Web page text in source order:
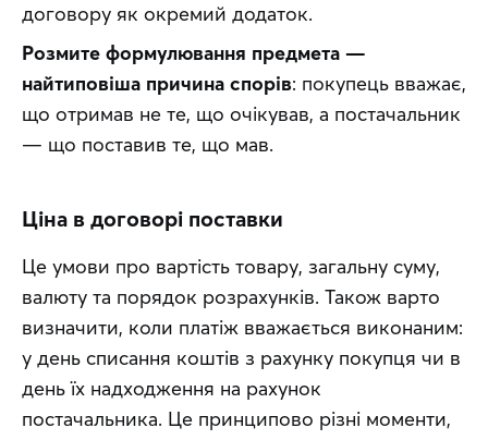
договору як окремий додаток.
Розмите формулювання предмета —
найтиповіша причина спорів: покупець вважає,
що отримав не те, що очікував, а постачальник
— що поставив те, що мав.
Ціна в договорі поставки
Це умови про вартість товару, загальну суму,
валюту та порядок розрахунків. Також варто
визначити, коли платіж вважається виконаним:
у день списання коштів з рахунку покупця чи в
день їх надходження на рахунок
постачальника. Це принципово різні моменти,